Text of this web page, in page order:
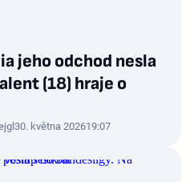
jeho odchod nesla
(18) hraje o
30. května 202619:07